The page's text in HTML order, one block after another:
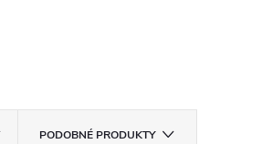
PODOBNÉ PRODUKTY